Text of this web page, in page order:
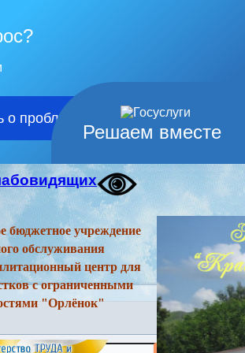
Решаем вместе
проблеме
бюджетное учреждение
обслуживания
центр для
с ограниченными
"Орлёнок"